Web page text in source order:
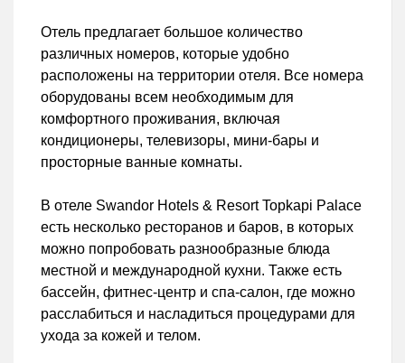
Отель предлагает большое количество
различных номеров, которые удобно
расположены на территории отеля. Все номера
оборудованы всем необходимым для
комфортного проживания, включая
кондиционеры, телевизоры, мини-бары и
просторные ванные комнаты.
В отеле Swandor Hotels & Resort Topkapi Palace
есть несколько ресторанов и баров, в которых
можно попробовать разнообразные блюда
местной и международной кухни. Также есть
бассейн, фитнес-центр и спа-салон, где можно
расслабиться и насладиться процедурами для
ухода за кожей и телом.